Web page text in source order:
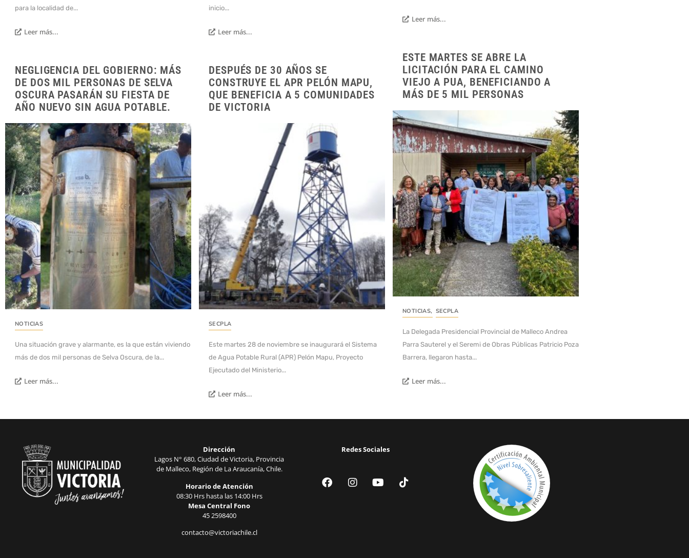
Leer más...
para la localidad de...
Leer más...
inicio...
Leer más...
ESTE MARTES SE ABRE LA
LICITACIÓN PARA EL CAMINO
VIEJO A PUA, BENEFICIANDO A
MÁS DE 5 MIL PERSONAS
NOTICIAS, SECPLA
La Delegada Presidencial Provincial de Malleco Andrea
Parra Sauterel y el Seremi de Obras Públicas Patricio Poza
Barrera, llegaron hasta...
Leer más...
NEGLIGENCIA DEL GOBIERNO: MÁS
DE DOS MIL PERSONAS DE SELVA
OSCURA PASARÁN SU FIESTA DE
AÑO NUEVO SIN AGUA POTABLE.
NOTICIAS
Una situación grave y alarmante, es la que están viviendo
más de dos mil personas de Selva Oscura, de la...
Leer más...
DESPUÉS DE 30 AÑOS SE
CONSTRUYE EL APR PELÓN MAPU,
QUE BENEFICIA A 5 COMUNIDADES
DE VICTORIA
SECPLA
Este martes 28 de noviembre se inaugurará el Sistema
de Agua Potable Rural (APR) Pelón Mapu, Proyecto
Ejecutado del Ministerio...
Leer más...
Dirección
Lagos N° 680, Ciudad de Victoria, Provincia
de Malleco, Región de La Araucanía, Chile.
Horario de Atención
08:30 Hrs hasta las 14:00 Hrs
Mesa Central Fono
45 2598400
contacto@victoriachile.cl
Redes Sociales